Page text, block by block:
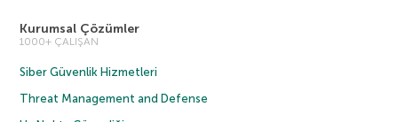
Kurumsal Çözümler
1000+ ÇALIŞAN
Siber Güvenlik Hizmetleri
Threat Management and Defense